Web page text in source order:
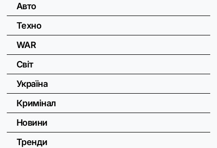
Авто
Техно
WAR
Світ
Україна
Кримінал
Новини
Тренди